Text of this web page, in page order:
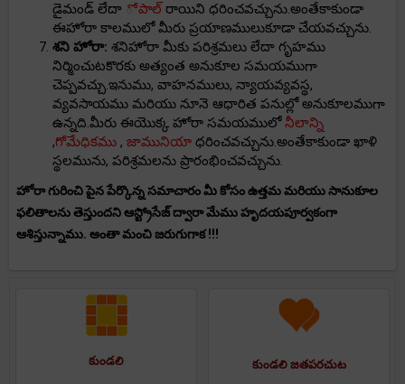
డైమండ్ లేదా ోపాల్ రాయిని ధరించవచ్చును.అంతేకాకుండా
ఈహోరా కాలములో మీరు ప్రయాణములుకూడా చేయవచ్చును.
శని హోరా: శనిహోరా మీకు పరిశ్రమలు లేదా గృహము
నిర్మించుటకొరకు అత్యంత అనుకూల సమయముగా
చెప్పవచ్చు.ఇనుము, వాహనములు, న్యాయవ్యవస్థ,
వ్యవసాయము మరియు నూనె ఆధారిత పనుల్లో అనుకూలముగా
ఉన్నది.మీరు ఈయొక్క హోరా సమయములోనీలాన్ని
,గోమేధికము , జామునియా ధరించవచ్చును.అంతేకాకుండా ఖాళి
స్థలమును, పరిశ్రమలను ప్రారంభించవచ్చును.
హోరా గురించి పైన పేర్కొన్న సమాచారం మీ కోసం ఉత్తమ మరియు సానుకూల
ఫలితాలను తెస్తుందని ఆస్ట్రోసేజ్ ద్వారా మేము హృదయపూర్వకంగా
ఆశిస్తున్నాము. అంతా మంచి జరుగుగాక !!!
కుండలి కుండలి జతపరచుట